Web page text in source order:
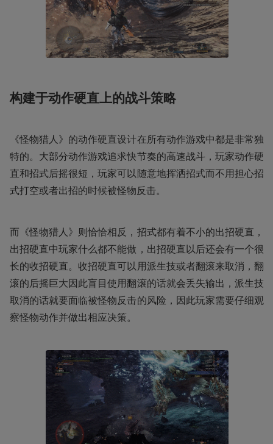
构建于动作硬直上的战斗策略
《怪物猎人》的动作硬直设计在所有动作游戏中都是非常独
特的。大部分动作游戏追求快节奏的高速战斗，玩家动作硬
直和招式后摇很短，玩家可以随意地挥洒招式而不用担心招
式打空或者出招的时候被怪物反击。
而《怪物猎人》则恰恰相反，招式都有着不小的出招硬直，
出招硬直中玩家什么都不能做，出招硬直以后还会有一个很
长的收招硬直。收招硬直可以用派生技或者翻滚来取消，翻
滚的后摇巨大因此盲目使用翻滚的话就会丢失输出，派生技
取消的话就要面临被怪物反击的风险，因此玩家需要仔细观
察怪物动作并做出相应决策。